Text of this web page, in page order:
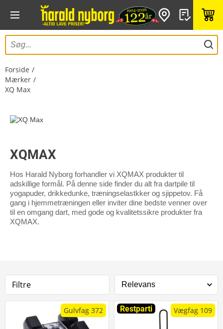
Forside
Mærker
XQ Max
XQMAX
Hos Harald Nyborg forhandler vi XQMAX produkter til
adskillige formål. På denne side finder du alt fra dartpile til
yogapuder, drikkedunke, træningselastkker og sjippetov. Få
gang i hjemmetræningen eller inviter dine bedste venner over
til en omgang dart, med gode og kvalitetssikre produkter fra
XQMAX.
Filtre
Gulvfag 372 Restparti Vægfag 109